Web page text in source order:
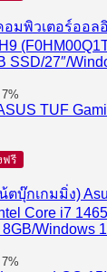
อมพิวเตอร์ออล
SSD/27″/
ฟรี
ตบุ๊กเกมมิ่ง)
Core i7
Windows